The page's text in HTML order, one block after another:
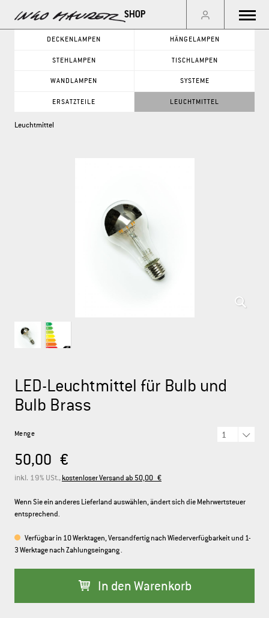
Menu
PRODUKTKATEGORIE
FRANÇAIS
DECKENLAMPEN HÄNGELAMPEN
STEHLAMPEN TISCHLAMPEN
WANDLAMPEN SYSTEME
ERSATZTEILE LEUCHTMITTEL
Leuchtmittel
LED-Leuchtmittel für Bulb und
Bulb Brass
Menge
50,00 €
inkl. 19% USt.,kostenloser Versand ab 50,00 €
Wenn Sie ein anderes Lieferland auswählen, ändert sich die Mehrwertsteuer
entsprechend.
Verfügbar in 10 Werktagen, Versandfertig nach Wiederverfügbarkeit und 1-
3 Werktage nach Zahlungseingang .
In den Warenkorb